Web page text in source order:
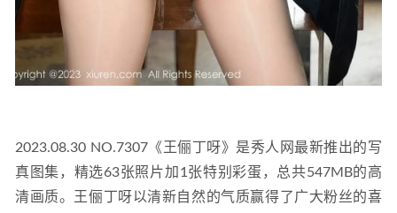
2023.08.30 NO.7307《王俪丁呀》是秀人网最新推出的写
真图集，精选63张照片加1张特别彩蛋，总共547MB的高
清画质。王俪丁呀以清新自然的气质赢得了广大粉丝的喜